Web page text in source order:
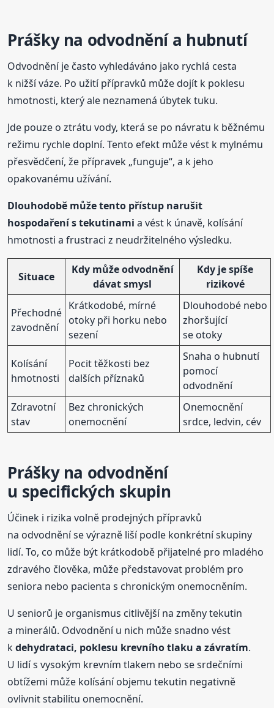
Prášky na odvodnění a hubnutí
Odvodnění je často vyhledáváno jako rychlá cesta
k nižší váze. Po užití přípravků může dojít k poklesu
hmotnosti, který ale neznamená úbytek tuku.
Jde pouze o ztrátu vody, která se po návratu k běžnému
režimu rychle doplní. Tento efekt může vést k mylnému
přesvědčení, že přípravek „funguje“, a k jeho
opakovanému užívání.
Dlouhodobě může tento přístup narušit
hospodaření s tekutinami a vést k únavě, kolísání
hmotnosti a frustraci z neudržitelného výsledku.
Situace
Kdy může odvodnění
dávat smysl
Kdy je spíše
rizikové
Přechodné
zavodnění
Krátkodobé, mírné
otoky při horku nebo
sezení
Dlouhodobé nebo
zhoršující
se otoky
Kolísání
hmotnosti
Pocit těžkosti bez
dalších příznaků
Snaha o hubnutí
pomocí
odvodnění
Zdravotní
stav
Bez chronických
onemocnění
Onemocnění
srdce, ledvin, cév
Prášky na odvodnění
u specifických skupin
Účinek i rizika volně prodejných přípravků
na odvodnění se výrazně liší podle konkrétní skupiny
lidí. To, co může být krátkodobě přijatelné pro mladého
zdravého člověka, může představovat problém pro
seniora nebo pacienta s chronickým onemocněním.
U seniorů je organismus citlivější na změny tekutin
a minerálů. Odvodnění u nich může snadno vést
kdehydrataci, poklesu krevního tlaku a závratím.
U lidí s vysokým krevním tlakem nebo se srdečními
obtížemi může kolísání objemu tekutin negativně
ovlivnit stabilitu onemocnění.